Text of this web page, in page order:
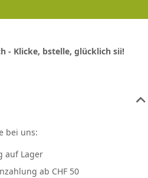
- Klicke, bstelle, glücklich sii!
bei uns:
auf Lager
ab CHF 50